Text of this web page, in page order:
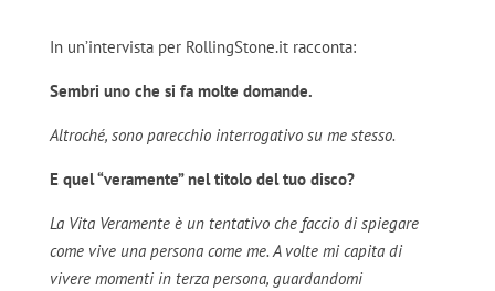
In un’intervista per RollingStone.it racconta:
Sembri uno che si fa molte domande.
Altroché, sono parecchio interrogativo su me stesso.
E quel “veramente” nel titolo del tuo disco?
La Vita Veramente è un tentativo che faccio di spiegare
come vive una persona come me. A volte mi capita di
vivere momenti in terza persona, guardandomi